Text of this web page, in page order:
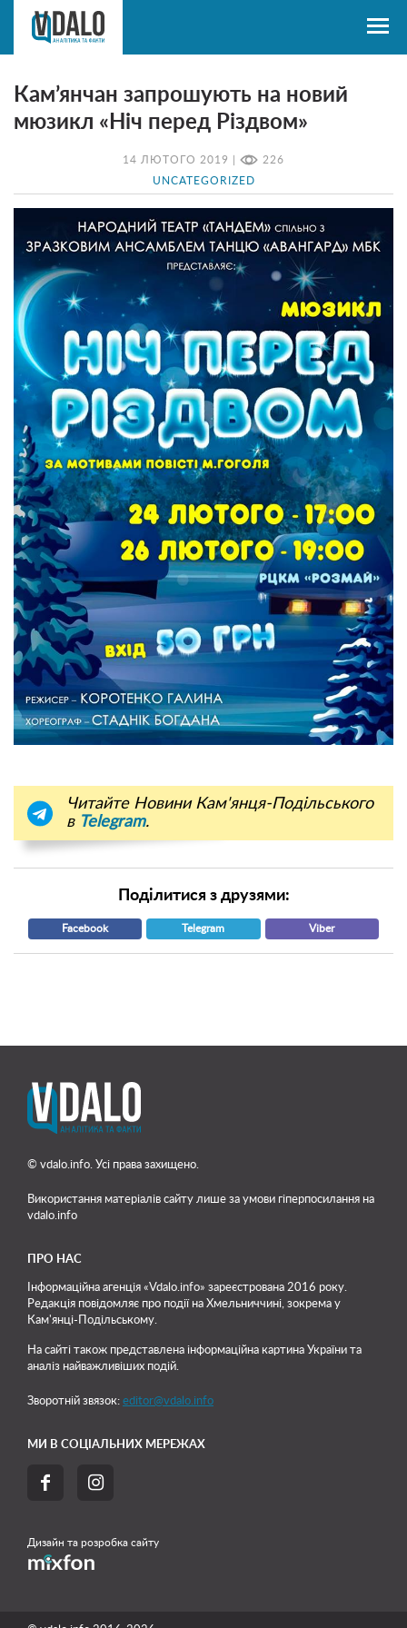
14 ЛЮТОГО 2019 | 226
UNCATEGORIZED
Кам’янчан запрошують на новий
мюзикл «Ніч перед Різдвом»
Читайте Новини Кам'янця-Подільського
в Telegram.
Поділитися з друзями:
Facebook Telegram Viber
© vdalo.info. Усі права захищено.
Використання матеріалів сайту лише за умови гіперпосилання на
vdalo.info
ПРО НАС
Інформаційна агенція «Vdalo.info» зареєстрована 2016 року.
Редакція повідомляє про події на Хмельниччині, зокрема у
Кам'янці-Подільському.
На сайті також представлена інформаційна картина України та
аналіз найважливіших подій.
Зворотній звязок: editor@vdalo.info
МИ В СОЦІАЛЬНИХ МЕРЕЖАХ
 
Дизайн та розробка сайту